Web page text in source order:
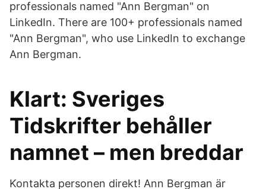
professionals named "Ann Bergman" on
LinkedIn. There are 100+ professionals named
"Ann Bergman", who use LinkedIn to exchange
Ann Bergman.
Klart: Sveriges
Tidskrifter behåller
namnet – men breddar
Kontakta personen direkt! Ann Bergman är